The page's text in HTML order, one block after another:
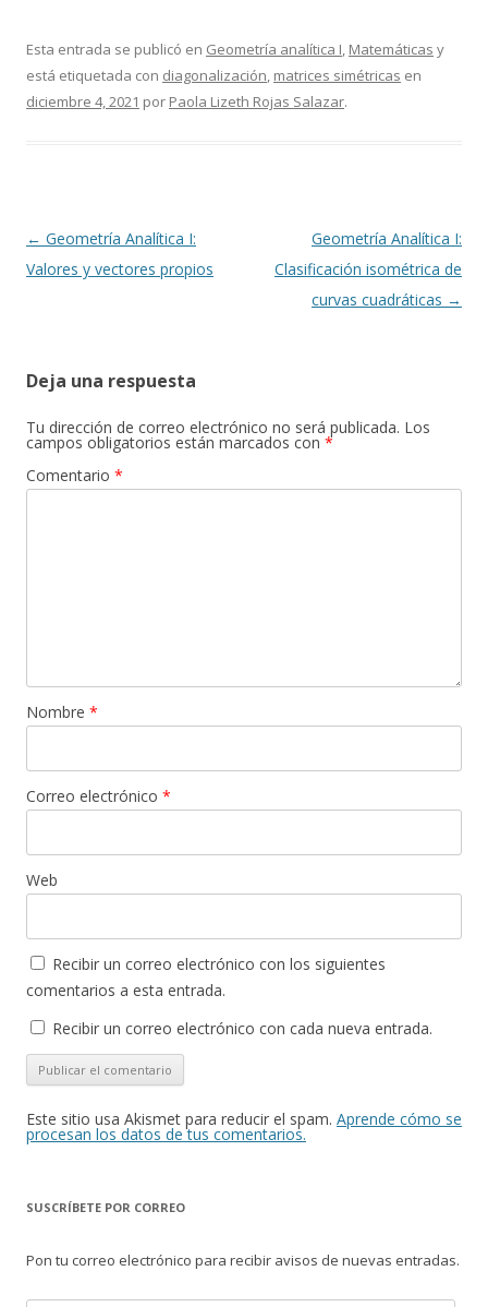
Esta entrada se publicó en Geometría analítica I, Matemáticas y
está etiquetada con diagonalización, matrices simétricas en
diciembre 4, 2021 por Paola Lizeth Rojas Salazar.
Navegación
de
← Geometría Analítica I:
Valores y vectores propios
Geometría Analítica I:
Clasificación isométrica de
curvas cuadráticas →
Deja una respuesta
Tu dirección de correo electrónico no será publicada. Los
campos obligatorios están marcados con *
Comentario *
Nombre *
Correo electrónico *
Web
Recibir un correo electrónico con los siguientes
comentarios a esta entrada.
Recibir un correo electrónico con cada nueva entrada.
Este sitio usa Akismet para reducir el spam. Aprende cómo se
procesan los datos de tus comentarios.
SUSCRÍBETE POR CORREO
Pon tu correo electrónico para recibir avisos de nuevas entradas.